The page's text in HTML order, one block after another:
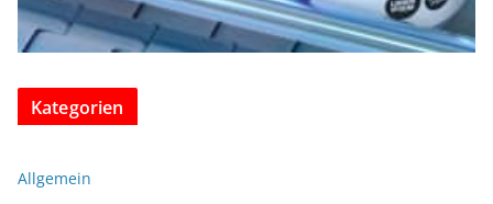
Kategorien
Allgemein